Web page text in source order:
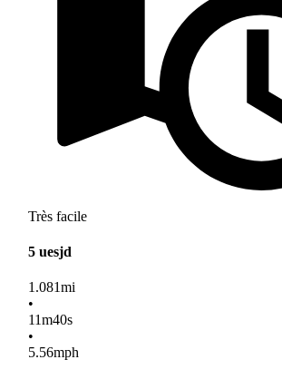
Très facile
5 uesjd
1.081mi
•
11m40s
•
5.56mph